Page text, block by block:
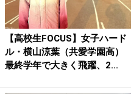
【高校生FOCUS】女子ハード
ル・横山涼葉（共愛学園高）
最終学年で大きく飛躍、2...